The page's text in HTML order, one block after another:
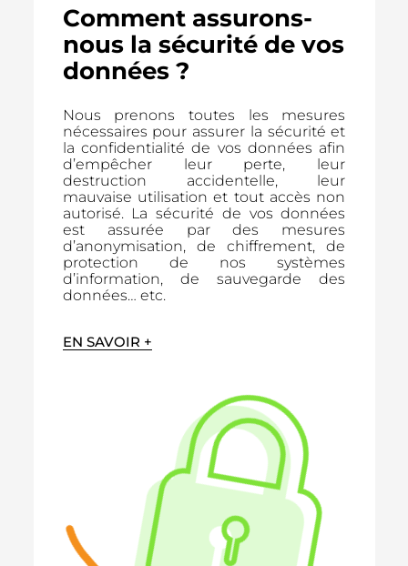
Comment assurons-
nous la sécurité de vos
données ?
Nous prenons toutes les mesures
nécessaires pour assurer la sécurité et
la confidentialité de vos données afin
d’empêcher leur perte, leur
destruction accidentelle, leur
mauvaise utilisation et tout accès non
autorisé. La sécurité de vos données
est assurée par des mesures
d’anonymisation, de chiffrement, de
protection de nos systèmes
d’information, de sauvegarde des
données… etc.
EN SAVOIR +